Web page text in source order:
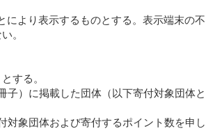
より表示するものとする。表示端末の不
。
する。
子）に掲載した団体（以下寄付対象団体と
対象団体および寄付するポイント数を申し